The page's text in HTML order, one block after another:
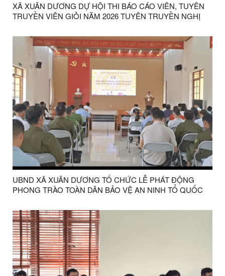
XÃ XUÂN DƯƠNG DỰ HỘI THI BÁO CÁO VIÊN, TUYÊN
TRUYỀN VIÊN GIỎI NĂM 2026 TUYÊN TRUYỀN NGHỊ
HỘI ĐẢNG BỘ CÁC CẤP NHIỆM KỲ 2025 – 2030
UBND XÃ XUÂN DƯƠNG TỔ CHỨC LỄ PHÁT ĐỘNG
PHONG TRÀO TOÀN DÂN BẢO VỆ AN NINH TỔ QUỐC